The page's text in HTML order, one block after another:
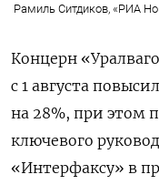
Рамиль Ситдиков, «РИА
Концерн
с 1 августа
на 28%, при этом
ключевого
«Интерфаксу» в